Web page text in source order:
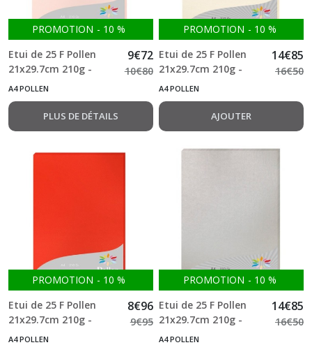
PROMOTION - 10 %
Etui de 25 F Pollen
21x29.7cm 210g -
Opaline
9€72
10€80
A4 POLLEN
PLUS DE DÉTAILS
PROMOTION - 10 %
Etui de 25 F Pollen
21x29.7cm 210g -
Ivoire Irisé
14€85
16€50
A4 POLLEN
AJOUTER
PROMOTION - 10 %
Etui de 25 F Pollen
21x29.7cm 210g -
Rouge Corail
8€96
9€95
A4 POLLEN
PROMOTION - 10 %
Etui de 25 F Pollen
21x29.7cm 210g -
Argent
14€85
16€50
A4 POLLEN